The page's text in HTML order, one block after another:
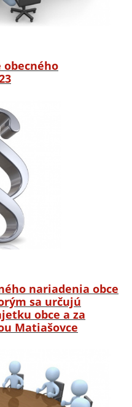
obecného
nariadenia obce
sa určujú
obce a za
Matiašovce